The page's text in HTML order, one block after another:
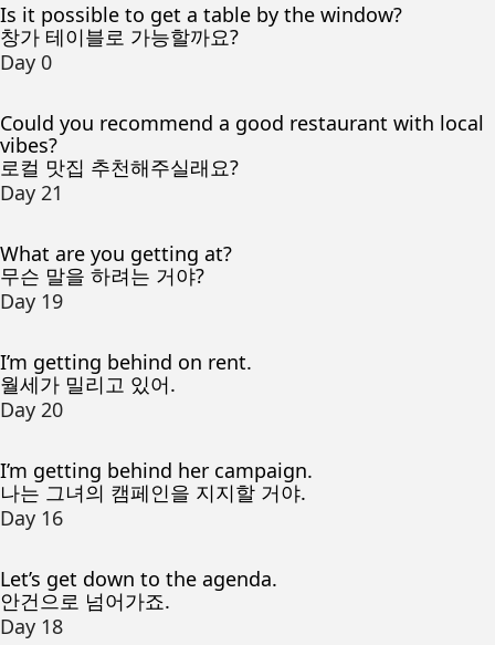
Is it possible to get a table by the window?
창가 테이블로 가능할까요?
Day 0
Could you recommend a good restaurant with local
vibes?
로컬 맛집 추천해주실래요?
Day 21
What are you getting at?
무슨 말을 하려는 거야?
Day 19
I’m getting behind on rent.
월세가 밀리고 있어.
Day 20
I’m getting behind her campaign.
나는 그녀의 캠페인을 지지할 거야.
Day 16
Let’s get down to the agenda.
안건으로 넘어가죠.
Day 18